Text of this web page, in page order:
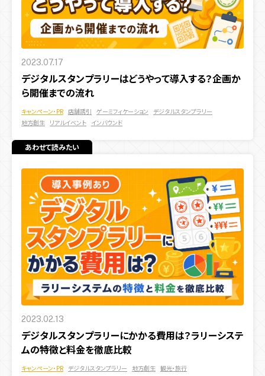
2023.07.17
デジタルスタンプラリーはどうやって導入する？企画か
ら開催までの流れ
キャンペーン・PR 店舗誘引 ゲーミフィケーション
デジタルスタンプラリー
地方創生 リアルイベント インバウンド
あわせて読みたい
2023.02.13
デジタルスタンプラリーにかかる費用は？ラリーシステ
ムの特徴と料金を徹底比較
キャンペーン・PR デジタルスタンプラリー 地方創生 観光・旅行